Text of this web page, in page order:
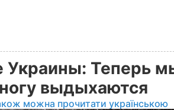
Украины: Теперь
выдыхаются
можна прочитати українською